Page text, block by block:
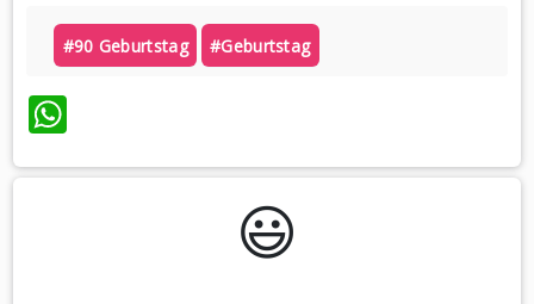
#90 Geburtstag #geburtstag
WhatsApp
😃️